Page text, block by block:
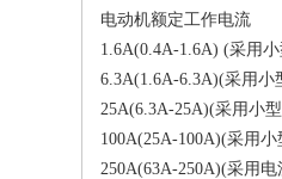
电动机额定工作电流
1.6A(0.4A-1.6A) (采用
6.3A(1.6A-6.3A)(采用小
25A(6.3A-25A)(采用小
100A(25A-100A)(采用
250A(63A-250A)(采用